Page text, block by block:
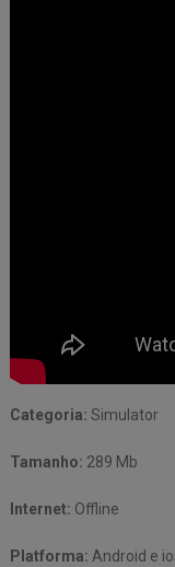
Categoria: Simulator
Tamanho: 289 Mb
Internet: Offline
Platforma: Android e